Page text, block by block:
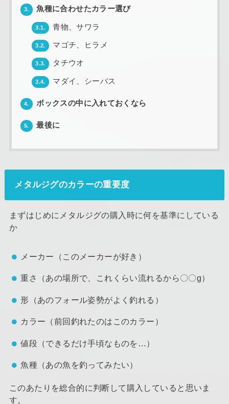
3. 魚種に合わせたカラー選び
3.1. 青物、サワラ
3.2. マゴチ、ヒラメ
3.3. タチウオ
3.4. マダイ、シーバス
4. ボックスの中に入れておくなら
5. 最後に
メタルジグのカラーの重要度
まずはじめにメタルジグの購入時に何を基準にしている
か
メーカー（このメーカーが好き）
重さ（あの場所で、これくらい流れるから〇〇g）
形（あのフォール姿勢がよく釣れる）
カラー（前回釣れたのはこのカラー）
値段（できるだけ手頃なものを…）
魚種（あの魚を釣ってみたい）
このあたりを総合的に判断して購入していると思いま
す。